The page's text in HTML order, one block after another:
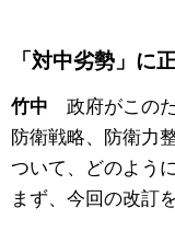
「対中劣勢」に
竹中 政府がこの
防衛戦略、防衛力
ついて、どのよう
まず、今回の改訂